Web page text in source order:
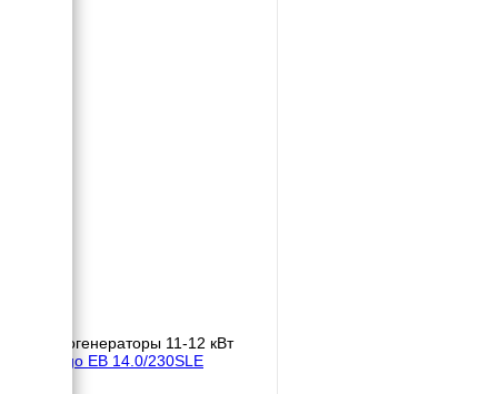
Бензогенераторы 11-12 кВт
Energo EB 14.0/230SLE